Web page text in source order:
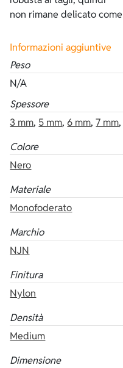
non rimane delicato come
Informazioni aggiuntive
Peso
N/A
Spessore
3 mm, 5 mm,6 mm,7 mm,
Colore
Nero
Materiale
Monofoderato
Marchio
NJN
Finitura
Nylon
Densità
Medium
Dimensione